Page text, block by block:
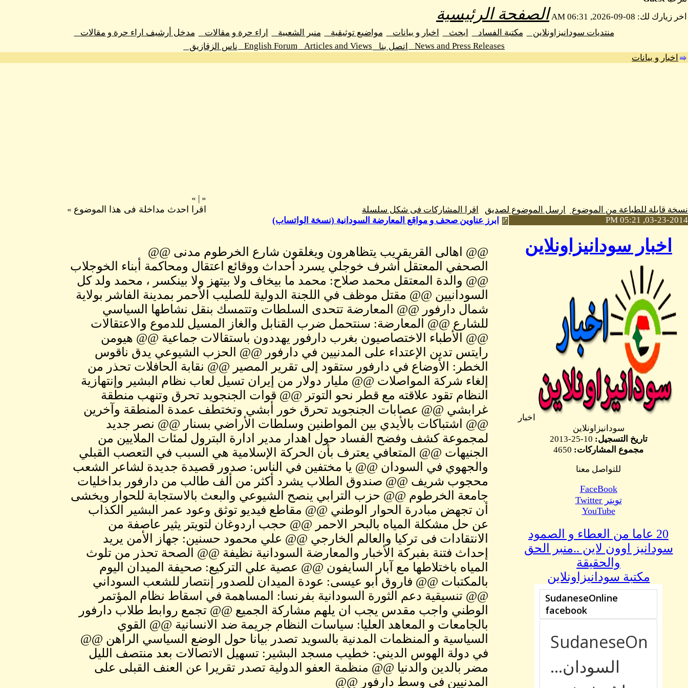
اخر زيارك لك: 08-09-2026, 06:31 AM
الصفحة الرئيسية
منتديات سودانيزاونلاين مكتبة الفساد ابحث اخبار و بيانات مواضيع توثيقية منبر الشعبية اراء حرة و مقالات
مدخل أرشيف اراء حرة و مقالات
News and Press Releases
اتصل بنا Articles and Views
English Forum
ناس الزقازيق
اخبار و بيانات
نسخة قابلة للطباعة من الموضوع ارسل الموضوع لصديق اقرا المشاركات فى شكل سلسلة
«
|
»
اقرا احدث مداخلة فى هذا الموضوع »
03-23-2014, 05:21 PM
اخبار سودانيزاونلاين
اخبار
سودانيزاونلاين
تاريخ التسجيل:
مجموع المشاركات:
للتواصل معنا
FaceBook
تويتر Twitter
YouTube
20 عاما من العطاء و الصمود
سودانيز اوون لاين ..منبر الحق
والحقيقة
مكتبة سودانيزاونلاين
ابرز عناوين صحف و مواقع المعارضة السودانية (نسخة الواتساب)
@@ اهالى القريقريب يتظاهرون ويغلقون شارع الخرطوم مدنى @@
الصحفي المعتقل أشرف خوجلي يسرد أحداث ووقائع اعتقال ومحاكمة أبناء الخوجلاب
@@ والدة المعتقل محمد صلاح: محمد ما بيخاف ولا بيتهز ولا بينكسر ، محمد ولد كل
السودانيين @@ مقتل موظف في اللجنة الدولية للصليب الأحمر بمدينة الفاشر بولاية
شمال دارفور @@ المعارضة تتحدى السلطات وتتمسك بنقل نشاطها السياسي
للشارع @@ المعارضة: سنتحمل ضرب القنابل والغاز المسيل للدموع والاعتقالات
@@ الأطباء الاختصاصيون بغرب دارفور يهددون باستقالات جماعية @@ هيومن
رايتس تدين الإعتداء على المدنيين في دارفور @@ الحزب الشيوعي يدق ناقوس
الخطر: الأوضاع في دارفور ستقود إلى تقرير المصير @@ نقابة الحافلات تحذر من
إلغاء شركة المواصلات @@ مليار دولار من إيران تسيل لعاب نظام البشير وإنتهازية
النظام تقود علاقته مع قطر نحو التوتر @@ قوات الجنجويد تحرق وتنهب منطقة
غرابشي @@ عصابات الجنجويد تحرق خور أبشي وتختطف عمدة المنطقة وآخرين
@@ اشتباكات بالأيدي بين المواطنين وسلطات الأراضي بسنار @@ نصر جديد
لمجموعة كشف وفضح الفساد حول اهدار مدير ادارة البترول لمئات الملايين من
الجنيهات @@ المتعافي يعترف بأن الحركة الإسلامية هي السبب في التعصب القبلي
والجهوي في السودان @@ يا مختفين في الناس: صدور قصيدة جديدة لشاعر الشعب
محجوب شريف @@ صندوق الطلاب يشرد أكثر من ألف طالب من دارفور بداخليات
جامعة الخرطوم @@ حزب الترابي ينصح الشيوعي والبعث بالاستجابة للحوار ويخشى
أن تجهض مبادرة الحوار الوطني @@ مقاطع فيديو توثق وعود عمر البشير الكذاب
عن حل مشكلة المياه بالبحر الاحمر @@ حجب اردوغان لتويتر يثير عاصفة من
الانتقادات فى تركيا والعالم الخارجي @@ علي محمود حسنين: جهاز الأمن يريد
إحداث فتنة بفبركة الأخبار والمعارضة السودانية نظيفة @@ الصحة تحذر من تلوث
المياه باختلاطها مع آبار السايفون @@ عصية علي التركيع: صحيفة الميدان اليوم
بالمكتبات @@ فاروق أبو عيسى: عودة الميدان للصدور إنتصار للشعب السوداني
@@ تنسيقية دعم الثورة السودانية بفرنسا: المساهمة في اسقاط نظام المؤتمر
الوطني واجب مقدس يجب ان يلهم مشاركة الجميع @@ تجمع روابط طلاب دارفور
بالجامعات و المعاهد العليا: سياسات النظام جريمة ضد الانسانية @@ القوي
السياسية و المنظمات المدنية بالسويد تصدر بيانا حول الوضع السياسي الراهن @@
في دولة الهوس الديني: خطيب مسجد البشير: تسهيل الاتصالات بعد منتصف الليل
مضر بالدين والدنيا @@ منظمة العفو الدولية تصدر تقريرا عن العنف القبلى على
المدنيين فى وسط دارفور @@